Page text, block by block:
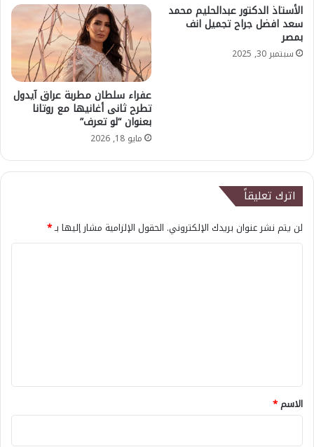
الأستاذ الدكتور عبدالحليم محمد
سعد افضل جراح تجميل انف
بمصر
سبتمبر 30, 2025
عفراء سلطان مطربة عراق آيدول
تطرح ثانى أغانيها مع روتانا
بعنوان “لو تعرف”
مايو 18, 2026
اترك تعليقاً
لن يتم نشر عنوان بريدك الإلكتروني. الحقول الإلزامية مشار إليها بـ*
*
الاسم*